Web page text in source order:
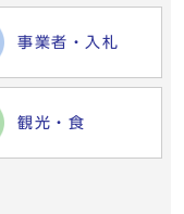
事業者・入札
観光・食